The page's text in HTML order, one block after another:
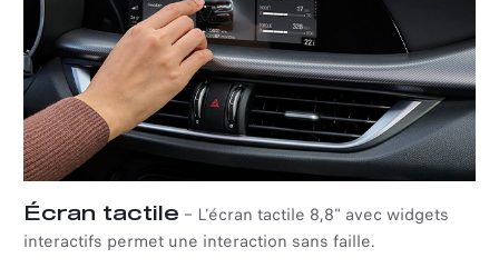
Écran tactile – L'écran tactile 8,8" avec widgets
interactifs permet une interaction sans faille.